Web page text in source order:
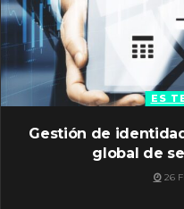
ES
Gestión de
global de
26